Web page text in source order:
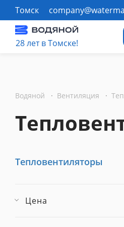
Томск
28 лет в Томске!
Водяной · Вентиляция ·
Тепловентиляторы
Цена